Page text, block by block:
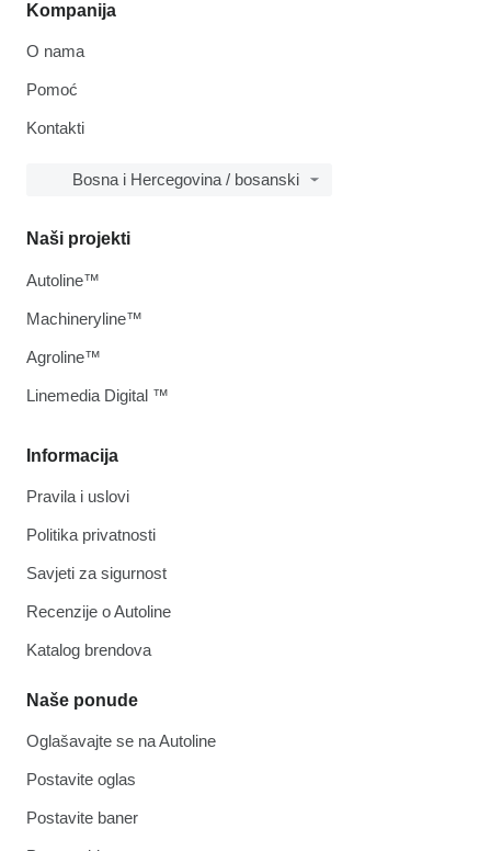
Kompanija
O nama
Pomoć
Kontakti
Bosna i Hercegovina / bosanski
Informacija
Pravila i uslovi
Politika privatnosti
Savjeti za sigurnost
Recenzije o Autoline
Katalog brendova
Naše ponude
Oglašavajte se na Autoline
Postavite oglas
Postavite baner
Naši projekti
Autoline™
Machineryline™
Agroline™
Linemedia Digital ™